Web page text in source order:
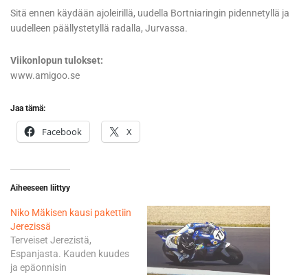
Sitä ennen käydään ajoleirillä, uudella Bortniaringin pidennetyllä ja
uudelleen päällystetyllä radalla, Jurvassa.
Viikonlopun tulokset:
www.amigoo.se
Jaa tämä:
Facebook X
Aiheeseen liittyy
Niko Mäkisen kausi pakettiin
Jerezissä
Terveiset Jerezistä,
Espanjasta. Kauden kuudes
ja epäonnisin